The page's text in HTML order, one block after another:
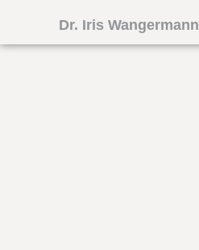
Dr. Iris Wangermann